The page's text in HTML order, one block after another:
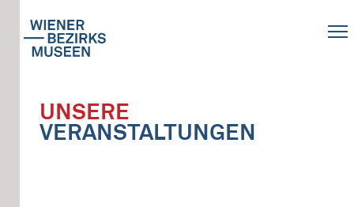
UNSERE
VERANSTALTUNGEN